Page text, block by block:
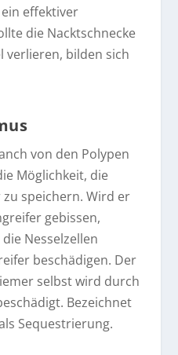
effektiver
die Nacktschnecke
verlieren, bilden sich
von den Polypen
Möglichkeit, die
speichern. Wird er
gebissen,
Nesselzellen
beschädigen. Der
selbst wird durch
Bezeichnet
Sequestrierung.